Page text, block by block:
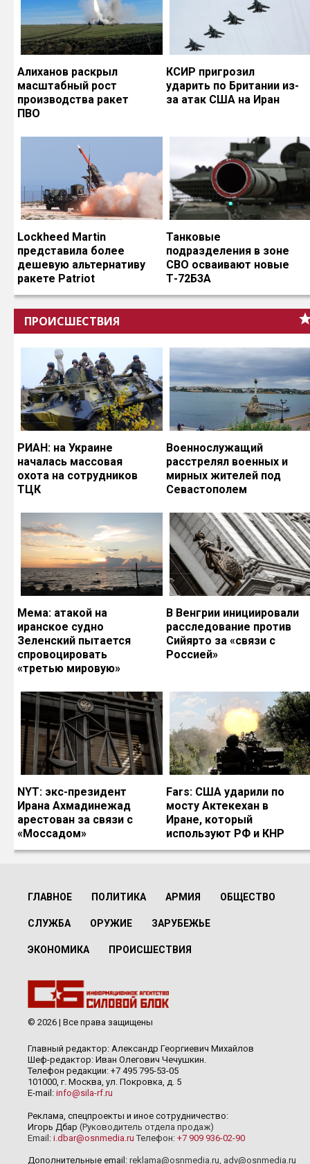
Алиханов раскрыл
масштабный рост
производства ракет
ПВО
КСИР пригрозил
ударить по Британии из-
за атак США на Иран
Lockheed Martin
представила более
дешевую альтернативу
ракете Patriot
Танковые
подразделения в зоне
СВО осваивают новые
Т-72Б3А
ПРОИСШЕСТВИЯ
РИАН: на Украине
началась массовая
охота на сотрудников
ТЦК
Военнослужащий
расстрелял военных и
мирных жителей под
Севастополем
Мема: атакой на
иранское судно
Зеленский пытается
спровоцировать
«третью мировую»
В Венгрии инициировали
расследование против
Сийярто за «связи с
Россией»
NYT: экс-президент
Ирана Ахмадинежад
арестован за связи с
«Моссадом»
Fars: США ударили по
мосту Актекехан в
Иране, который
используют РФ и КНР
ГЛАВНОЕ ПОЛИТИКА АРМИЯ ОБЩЕСТВО
СЛУЖБА ОРУЖИЕ ЗАРУБЕЖЬЕ
ЭКОНОМИКА ПРОИСШЕСТВИЯ
© 2026 | Все права защищены
Главный редактор: Александр Георгиевич Михайлов
Шеф-редактор: Иван Олегович Чечушкин.
Телефон редакции: +7 495 795-53-05
101000, г. Москва, ул. Покровка, д. 5
E-mail: info@sila-rf.ru
Реклама, спецпроекты и иное сотрудничество:
Игорь Дбар (Руководитель отдела продаж)
Email: i.dbar@osnmedia.ru Телефон: +7 909 936-02-90
Дополнительные email: reklama@osnmedia.ru, adv@osnmedia.ru